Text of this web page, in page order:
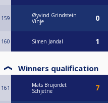
159
Øyvind Grindstein
Vinje
160 Simen Jøndal
Winners qualification
161
Mats Brujordet
Schjetne